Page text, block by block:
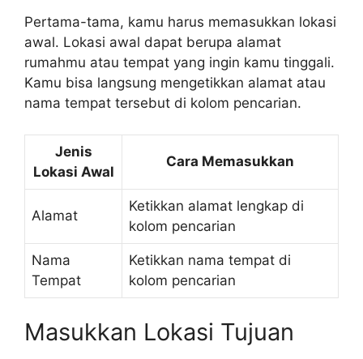
Pertama-tama, kamu harus memasukkan lokasi
awal. Lokasi awal dapat berupa alamat
rumahmu atau tempat yang ingin kamu tinggali.
Kamu bisa langsung mengetikkan alamat atau
nama tempat tersebut di kolom pencarian.
Jenis
Lokasi Awal
Cara Memasukkan
Alamat
Ketikkan alamat lengkap di
kolom pencarian
Nama
Tempat
Ketikkan nama tempat di
kolom pencarian
Masukkan Lokasi Tujuan